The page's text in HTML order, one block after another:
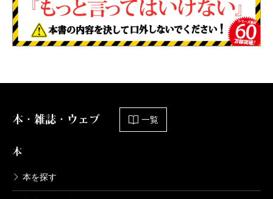
本・雑誌・ウェブ 一覧
本
本を探す